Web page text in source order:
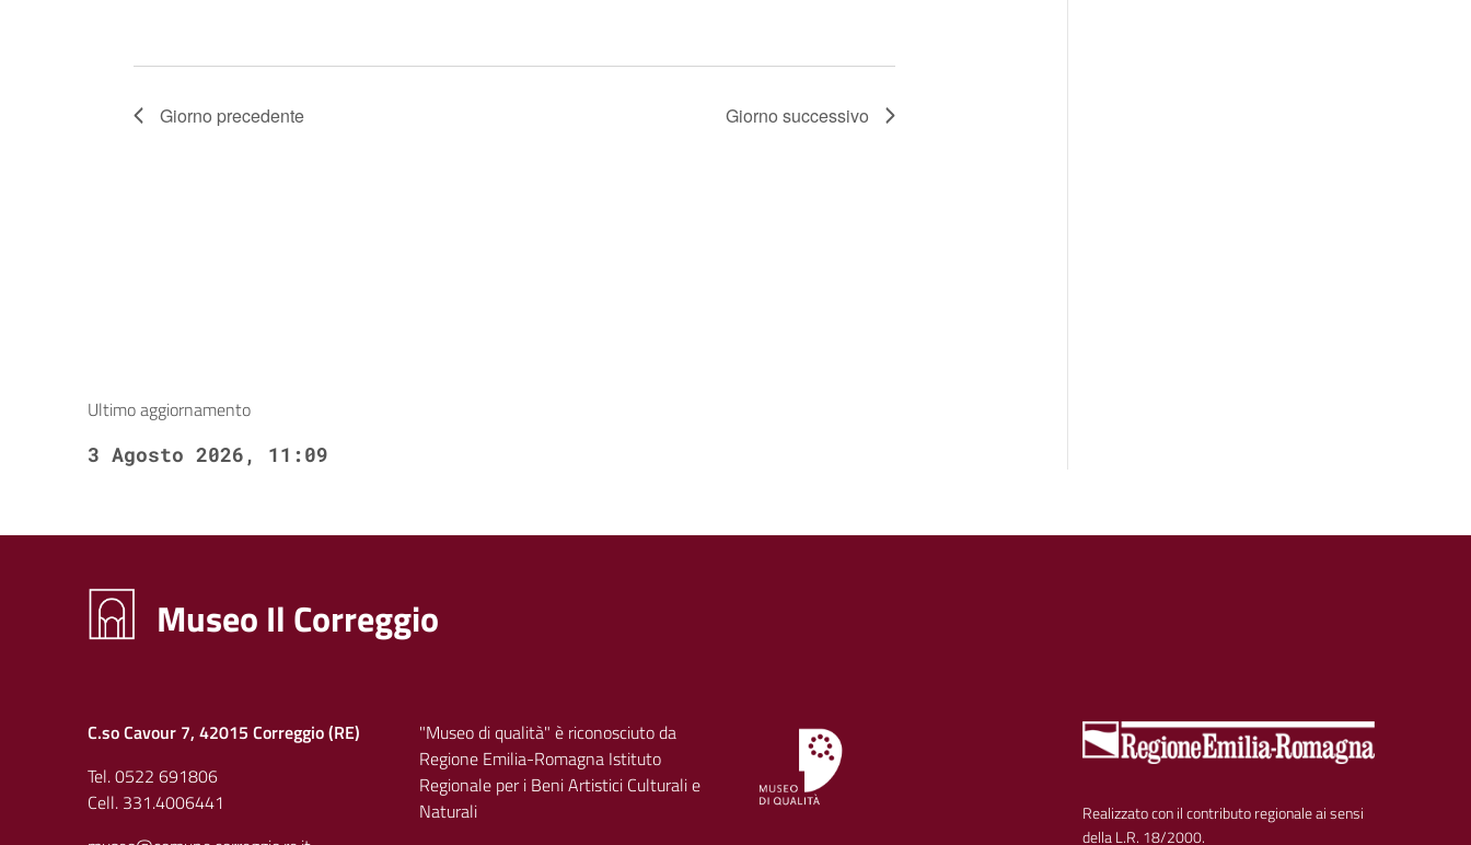
Giorno precedente Giorno successivo
Ultimo aggiornamento
3 Agosto 2026, 11:09
Museo Il Correggio
C.so Cavour 7, 42015 Correggio (RE)
Tel. 0522 691806
Cell. 331.4006441
"Museo di qualità" è riconosciuto da
Regione Emilia-Romagna Istituto
Regionale per i Beni Artistici Culturali e
Naturali
Realizzato con il contributo regionale ai sensi
della L.R. 18/2000.